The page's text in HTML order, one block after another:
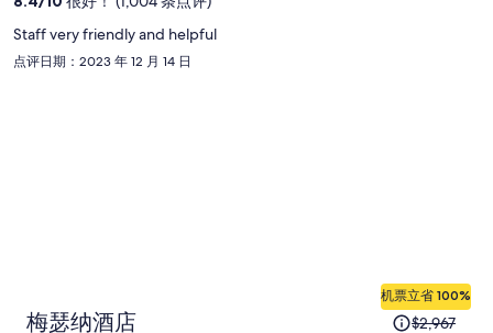
Staff very friendly and helpful
点评日期：2023 年 12 月 14 日
梅瑟纳酒店
机票立省 100%
原
$2,967